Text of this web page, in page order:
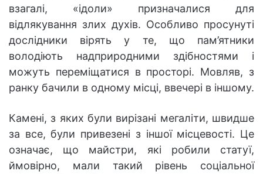
взагалі, «ідоли» призначалися для
відлякування злих духів. Особливо просунуті
дослідники вірять у те, що пам’ятники
володіють надприродними здібностями і
можуть переміщатися в просторі. Мовляв, з
ранку бачили в одному місці, ввечері в іншому.
Камені, з яких були вирізані мегаліти, швидше
за все, були привезені з іншої місцевості. Це
означає, що майстри, які робили статуї,
ймовірно, мали такий рівень соціальної